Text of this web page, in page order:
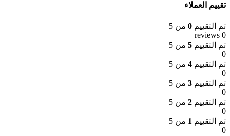
تقييم العملاء
تم التقييم 0 من 5
0 reviews
تم التقييم 5 من 5
0
تم التقييم 4 من 5
0
تم التقييم 3 من 5
0
تم التقييم 2 من 5
0
تم التقييم 1 من 5
0